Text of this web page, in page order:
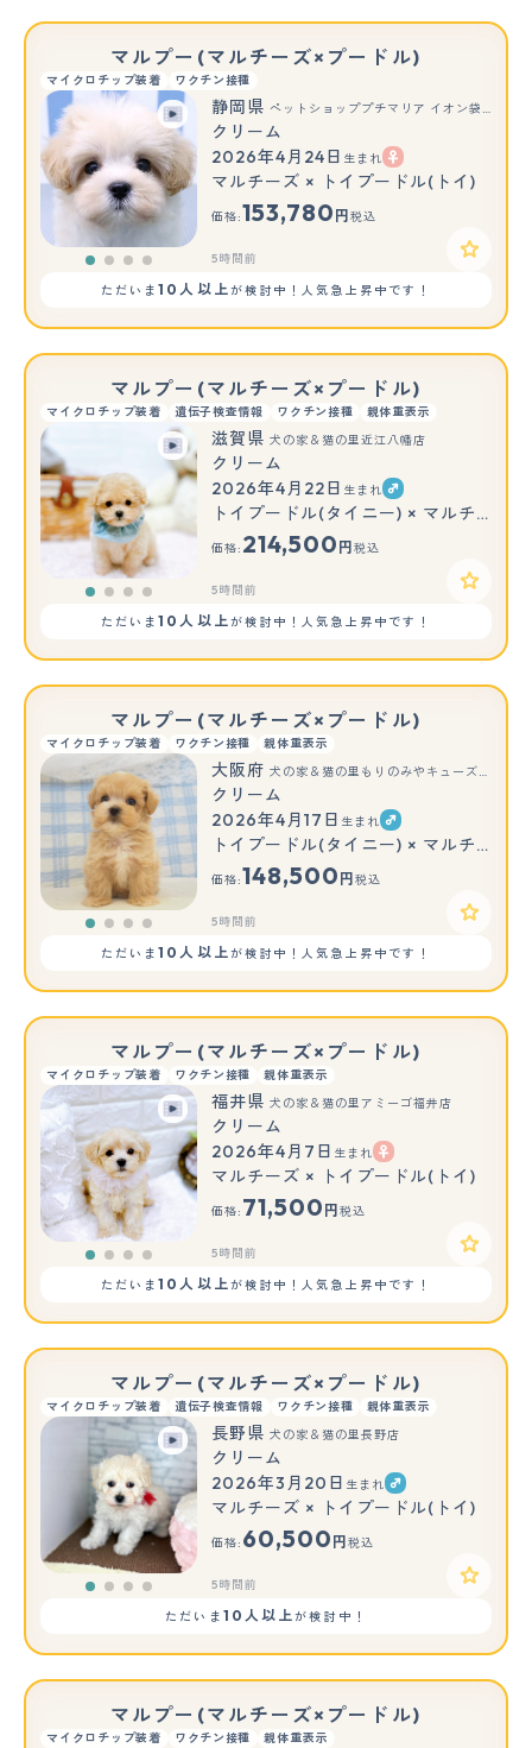
マルプー(マルチーズ×プードル)
マイクロチップ装着 ワクチン接種
静岡県 ペットショッププチマリア イオン袋井店
クリーム
2026年4月24日 生まれ
マルチーズ × トイプードル(トイ)
価格:153,780 円 税込
5時間前
ただいま10人以上が検討中！人気急上昇中です！
マルプー(マルチーズ×プードル)
マイクロチップ装着 遺伝子検査情報 ワクチン接種 親体重表示
滋賀県 犬の家＆猫の里近江八幡店
クリーム
2026年4月22日 生まれ
トイプードル(タイニー) × マルチーズ
価格: 214,500 円 税込
5時間前
ただいま10人以上が検討中！人気急上昇中です！
マルプー(マルチーズ×プードル)
マイクロチップ装着 ワクチン接種 親体重表示
大阪府 犬の家＆猫の里もりのみやキューズモールBASE店
クリーム
2026年4月17日 生まれ
トイプードル(タイニー) × マルチーズ
価格:148,500 円 税込
5時間前
ただいま10人以上が検討中！人気急上昇中です！
マルプー(マルチーズ×プードル)
マイクロチップ装着 ワクチン接種 親体重表示
福井県 犬の家＆猫の里アミーゴ福井店
クリーム
2026年4月7日 生まれ
マルチーズ × トイプードル(トイ)
価格: 71,500 円 税込
5時間前
ただいま10人以上が検討中！人気急上昇中です！
マルプー(マルチーズ×プードル)
マイクロチップ装着 遺伝子検査情報 ワクチン接種 親体重表示
長野県 犬の家＆猫の里長野店
クリーム
2026年3月20日 生まれ
マルチーズ × トイプードル(トイ)
価格: 60,500 円 税込
5時間前
ただいま 10人以上が検討中！
マルプー(マルチーズ×プードル)
マイクロチップ装着 ワクチン接種 親体重表示